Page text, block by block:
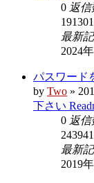
0 返信
191301
最新
2024
パスワード
by Two »
下さい
0 返信
243941
最新
2019